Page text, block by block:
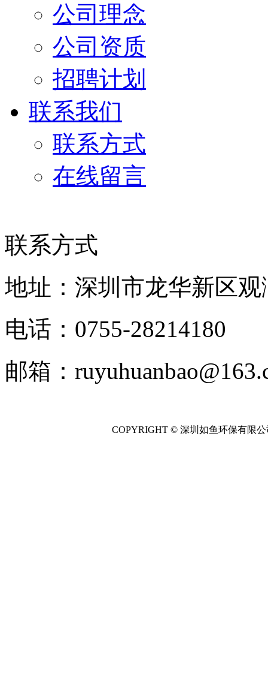
公司理念
公司资质
招聘计划
联系我们
联系方式
在线留言
联系方式
地址：深圳市龙华新区
电话：0755-28214180
邮箱：
COPYRIGHT © 深圳如鱼环保有限公